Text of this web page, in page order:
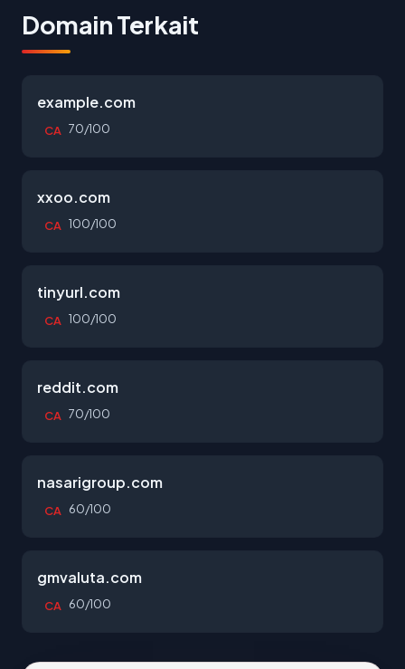
Domain Terkait
example.com
CA 70/100
xxoo.com
CA 100/100
tinyurl.com
CA 100/100
reddit.com
CA 70/100
nasarigroup.com
CA 60/100
gmvaluta.com
CA 60/100